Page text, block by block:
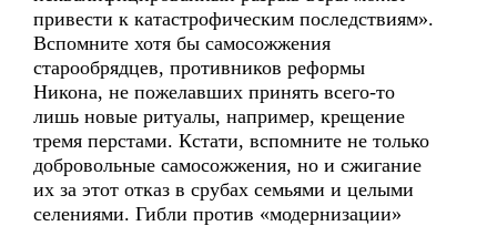
привести к катастрофическим последствиям».
Вспомните хотя бы самосожжения
старообрядцев, противников реформы
Никона, не пожелавших принять всего-то
лишь новые ритуалы, например, крещение
тремя перстами. Кстати, вспомните не только
добровольные самосожжения, но и сжигание
их за этот отказ в срубах семьями и целыми
селениями. Гибли против «модернизации»